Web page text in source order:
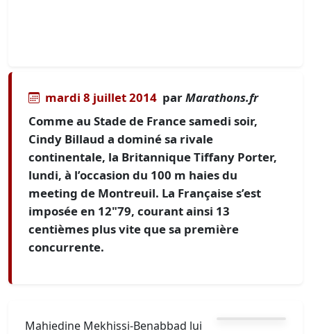
mardi 8 juillet 2014 parMarathons.fr
Comme au Stade de France samedi soir,
Cindy Billaud a dominé sa rivale
continentale, la Britannique Tiffany Porter,
lundi, à l’occasion du 100 m haies du
meeting de Montreuil. La Française s’est
imposée en 12"79, courant ainsi 13
centièmes plus vite que sa première
concurrente.
Mahiedine Mekhissi-Benabbad lui